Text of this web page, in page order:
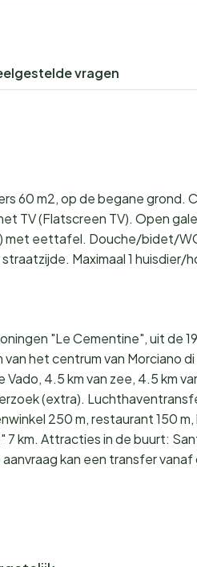
vragen
60 m2, op de begane grond.
TV (Flatscreen TV). Open
met eettafel. Douche/bidet/
Maximaal 1
"Le Cementine", uit de
het centrum van Morciano
Vado, 4.5 km van zee, 4.5 km
(extra).
250 m, restaurant 150
km. Attracties in de buurt:
kan een transfer